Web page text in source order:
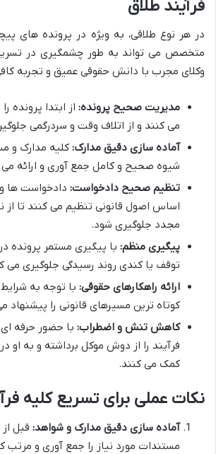
فرآیند طلاق
در هر نوع طلاقی، به ویژه در پرونده های
متخصص می تواند به طور چشمگیری در
وکلای مجرب با دانش حقوقی عمیق و تجربه
مدیریت صحیح پرونده: از ابتدا پرونده
می کنند و از اتلاف وقت و سردرگمی
آماده سازی دقیق مدارک: کلیه مدارک و
شیوه صحیح و کامل جمع آوری و ارائه
تنظیم صحیح دادخواست: دادخواست ها و
اساس اصول قانونی تنظیم می کنند تا از
مجدد جلوگیری شود.
پیگیری منظم: با پیگیری مستمر پرونده
توقف یا کندی روند رسیدگی جلوگیری می
ارائه راهکارهای حقوقی: با توجه به
کوتاه ترین مسیرهای قانونی را پیشنهاد
کاهش تنش و اضطراب: با حضور حرفه ای
فرآیند را از دوش موکل برداشته و به او
کمک می کنند.
نکات عملی برای تسریع کلیه
آماده سازی دقیق مدارک و شواهد: قبل
مستندات مورد نیاز را جمع آوری و مرتب